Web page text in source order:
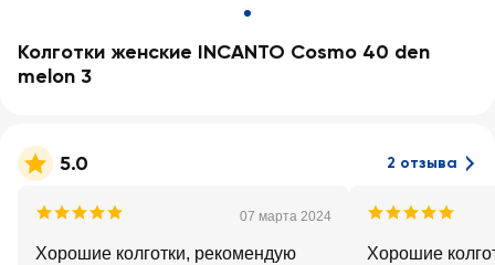
Колготки женские INCANTO Cosmo 40 den
melon 3
5.0 2 отзыва
07 марта 2024
Хорошие колготки, рекомендую Хорошие